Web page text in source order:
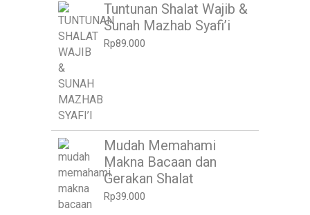
Tuntunan Shalat Wajib &
Sunah Mazhab Syafi’i
Rp89.000
Mudah Memahami
Makna Bacaan dan
Gerakan Shalat
Rp39.000